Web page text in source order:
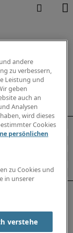
andere
zu verbessern,
Leistung und
geben
auch an
Analysen
wird dieses
Cookies
persönlichen
zu Cookies und
in unserer
verstehe